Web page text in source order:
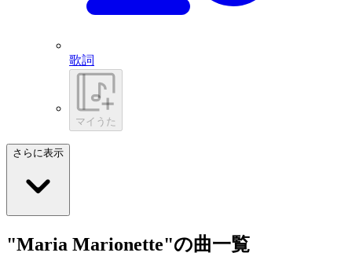
歌詞
マイうた
さらに表示
"Maria Marionette"の曲一覧